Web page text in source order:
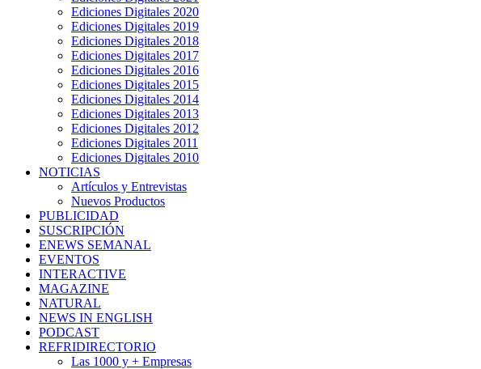
Ediciones Digitales 2020
Ediciones Digitales 2019
Ediciones Digitales 2018
Ediciones Digitales 2017
Ediciones Digitales 2016
Ediciones Digitales 2015
Ediciones Digitales 2014
Ediciones Digitales 2013
Ediciones Digitales 2012
Ediciones Digitales 2011
Ediciones Digitales 2010
NOTICIAS
Artículos y Entrevistas
Nuevos Productos
PUBLICIDAD
SUSCRIPCIÓN
ENEWS SEMANAL
EVENTOS
INTERACTIVE
MAGAZINE
NATURAL
NEWS IN ENGLISH
PODCAST
REFRIDIRECTORIO
Las 1000 y + Empresas